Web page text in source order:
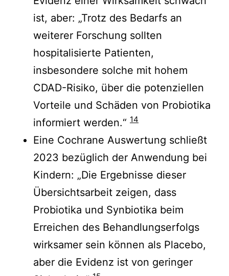
ist, aber: „Trotz des Bedarfs an
weiterer Forschung sollten
hospitalisierte Patienten,
insbesondere solche mit hohem
CDAD-Risiko, über die potenziellen
Vorteile und Schäden von Probiotika
informiert werden.“ 14
Eine Cochrane Auswertung schließt
2023 bezüglich der Anwendung bei
Kindern: „Die Ergebnisse dieser
Übersichtsarbeit zeigen, dass
Probiotika und Synbiotika beim
Erreichen des Behandlungserfolgs
wirksamer sein können als Placebo,
aber die Evidenz ist von geringer